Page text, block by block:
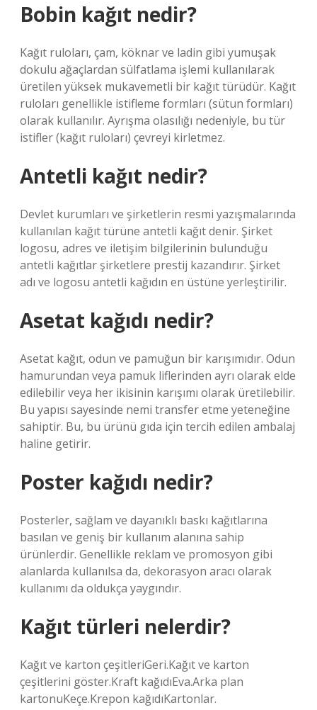
Bobin kağıt nedir?
Kağıt ruloları, çam, köknar ve ladin gibi yumuşak
dokulu ağaçlardan sülfatlama işlemi kullanılarak
üretilen yüksek mukavemetli bir kağıt türüdür. Kağıt
ruloları genellikle istifleme formları (sütun formları)
olarak kullanılır. Ayrışma olasılığı nedeniyle, bu tür
istifler (kağıt ruloları) çevreyi kirletmez.
Antetli kağıt nedir?
Devlet kurumları ve şirketlerin resmi yazışmalarında
kullanılan kağıt türüne antetli kağıt denir. Şirket
logosu, adres ve iletişim bilgilerinin bulunduğu
antetli kağıtlar şirketlere prestij kazandırır. Şirket
adı ve logosu antetli kağıdın en üstüne yerleştirilir.
Asetat kağıdı nedir?
Asetat kağıt, odun ve pamuğun bir karışımıdır. Odun
hamurundan veya pamuk liflerinden ayrı olarak elde
edilebilir veya her ikisinin karışımı olarak üretilebilir.
Bu yapısı sayesinde nemi transfer etme yeteneğine
sahiptir. Bu, bu ürünü gıda için tercih edilen ambalaj
haline getirir.
Poster kağıdı nedir?
Posterler, sağlam ve dayanıklı baskı kağıtlarına
basılan ve geniş bir kullanım alanına sahip
ürünlerdir. Genellikle reklam ve promosyon gibi
alanlarda kullanılsa da, dekorasyon aracı olarak
kullanımı da oldukça yaygındır.
Kağıt türleri nelerdir?
Kağıt ve karton çeşitleriGeri.Kağıt ve karton
çeşitlerini göster.Kraft kağıdıEva.Arka plan
kartonuKeçe.Krepon kağıdıKartonlar.